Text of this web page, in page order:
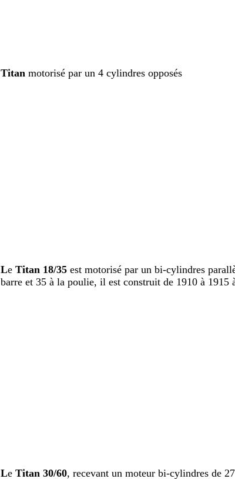
Titan motorisé par un 4 cylindres opposés
Le Titan 18/35 est motorisé par un bi-cylindres
barre et 35 à la poulie, il est construit de 1910 à 1915
Le Titan 30/60, recevant un moteur bi-cylindres de